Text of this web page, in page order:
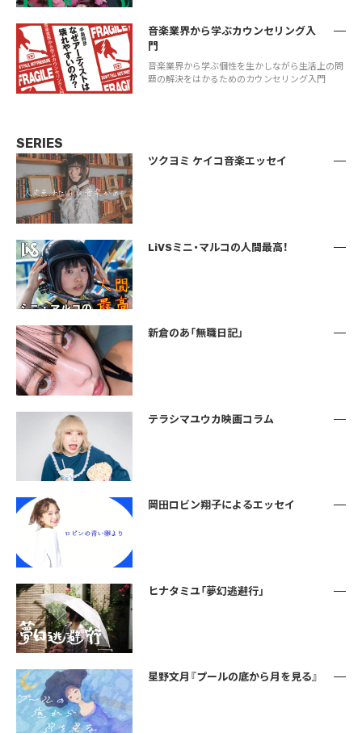
音楽業界から学ぶカウンセリング入
門
音楽業界から学ぶ個性を生かしながら生活上の問
題の解決をはかるためのカウンセリング入門
SERIES
ツクヨミ ケイコ音楽エッセイ
LiVSミニ・マルコの人間最高！
新倉のあ「無職日記」
テラシマユウカ映画コラム
岡田ロビン翔子によるエッセイ
ヒナタミユ「夢幻逃避行」
星野文月『プールの底から月を見る』